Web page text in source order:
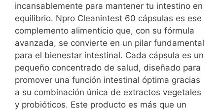
incansablemente para mantener tu intestino en
equilibrio. Npro Cleanintest 60 cápsulas es ese
complemento alimenticio que, con su fórmula
avanzada, se convierte en un pilar fundamental
para el bienestar intestinal. Cada cápsula es un
pequeño concentrado de salud, diseñado para
promover una función intestinal óptima gracias
a su combinación única de extractos vegetales
y probióticos. Este producto es más que un